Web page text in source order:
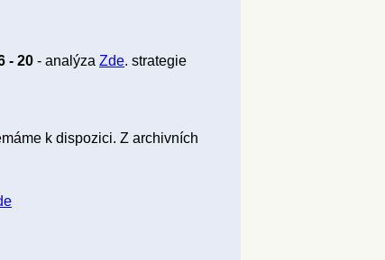
- 20 - analýza Zde. strategie
k dispozici. Z archivních